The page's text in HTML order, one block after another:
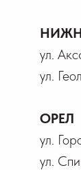
ул.
ул.
ОРЕЛ
ул.
ул.